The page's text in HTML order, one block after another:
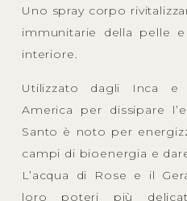
Uno spray corpo
immunitarie della pelle
interiore.
Utilizzato dagli Inca
America per dissipare
Santo è noto per
campi di bioenergia e
L’acqua di Rose e il
loro poteri più